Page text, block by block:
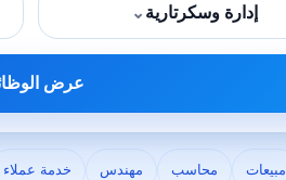
إدارة وسكرتارية ⌄
عرض
مبيعات محاسب مهندس خدمة عملاء